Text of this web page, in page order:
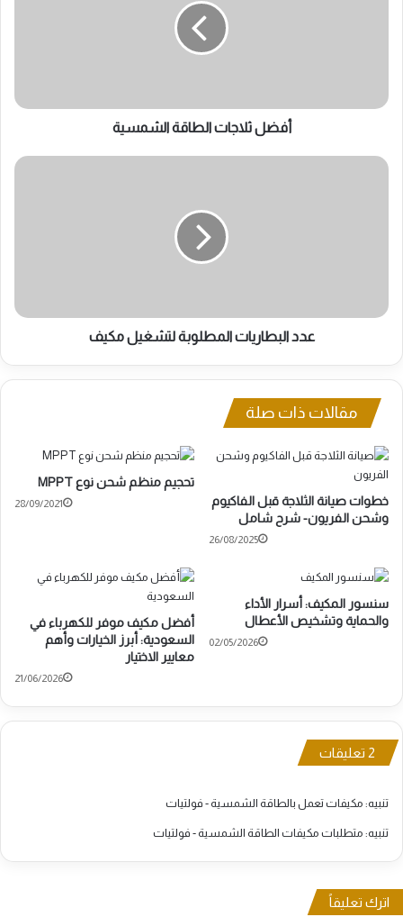
أفضل ثلاجات الطاقة الشمسية
عدد
عدد البطاريات المطلوبة لتشغيل مكيف
مقالات ذات صلة
تحجيم منظم شحن نوع MPPT
28/09/2021
خطوات صيانة الثلاجة قبل الفاكيوم
وشحن الفريون- شرح شامل
26/08/2025
أفضل مكيف موفر للكهرباء في
السعودية: أبرز الخيارات وأهم
معايير الاختيار
21/06/2026
سنسور المكيف: أسرار الأداء
والحماية وتشخيص الأعطال
02/05/2026
‫2 تعليقات
تنبيه: مكيفات تعمل بالطاقة الشمسية - فولتيات
تنبيه: متطلبات مكيفات الطاقة الشمسية - فولتيات
اترك تعليقاً